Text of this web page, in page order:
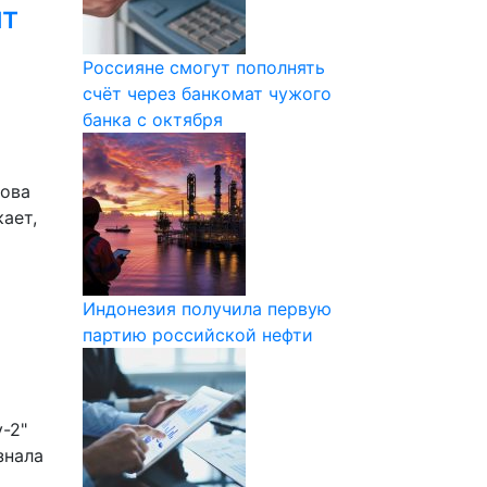
2"
Россияне смогут пополнять
счёт через банкомат чужого
банка с октября
Индонезия получила первую
партию российской нефти